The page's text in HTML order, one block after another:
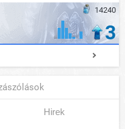
14240
3
Hirek